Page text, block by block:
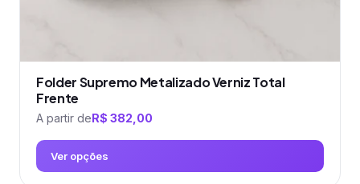
Folder Supremo Metalizado Verniz Total
Frente
A partir deR$ 382,00
Ver opções